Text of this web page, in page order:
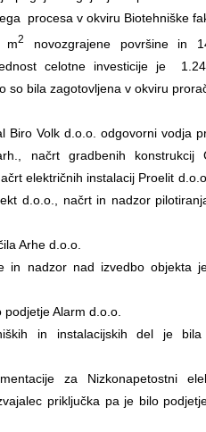
procesa v okviru Biotehniške
m2
novozgrajene površine in
celotne investicije je
so bila zagotovljena v okviru
Biro Volk d.o.o. odgovorni vodja
načrt gradbenih konstrukcij
električnih instalacij Proelit
d.o.o., načrt in nadzor
Arhe d.o.o.
in nadzor nad izvedbo objekta
Alarm d.o.o.
in instalacijskih del je bila
za Nizkonapetostni
priključka pa je bilo